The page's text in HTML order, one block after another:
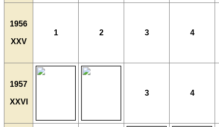
1956
XXV
1 2 3 4
1957
XXVI
3 4